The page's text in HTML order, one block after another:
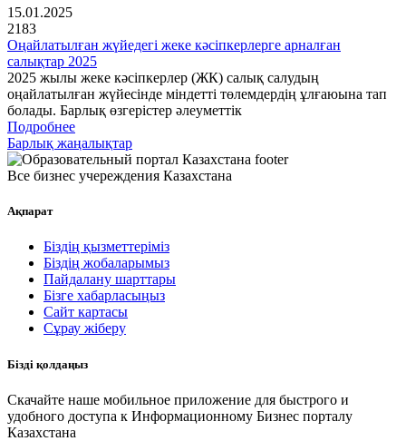
15.01.2025
2183
Оңайлатылған жүйедегі жеке кәсіпкерлерге арналған
салықтар 2025
2025 жылы жеке кәсіпкерлер (ЖК) салық салудың
оңайлатылған жүйесінде міндетті төлемдердің ұлғаюына тап
болады. Барлық өзгерістер әлеуметтік
Подробнее
Барлық жаңалықтар
Все бизнес учереждения Казахстана
Ақпарат
Біздің қызметтеріміз
Біздің жобаларымыз
Пайдалану шарттары
Бізге хабарласыңыз
Сайт картасы
Сұрау жіберу
Бізді қолдаңыз
Скачайте наше мобильное приложение для быстрого и
удобного доступа к Информационному Бизнес порталу
Казахстана